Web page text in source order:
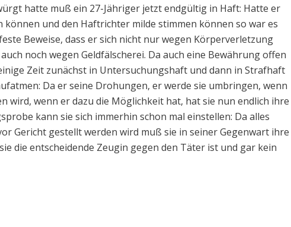
hatte muß ein 27-Jähriger jetzt endgültig in Haft: Hatte er
und den Haftrichter milde stimmen können so war es
Beweise, dass er sich nicht nur wegen Körperverletzung
noch wegen Geldfälscherei. Da auch eine Bewährung offen
Zeit zunächst in Untersuchungshaft und dann in Strafhaft
Da er seine Drohungen, er werde sie umbringen, wenn
wird, wenn er dazu die Möglichkeit hat, hat sie nun endlich ihre
kann sie sich immerhin schon mal einstellen: Da alles
Gericht gestellt werden wird muß sie in seiner Gegenwart ihre
die entscheidende Zeugin gegen den Täter ist und gar kein